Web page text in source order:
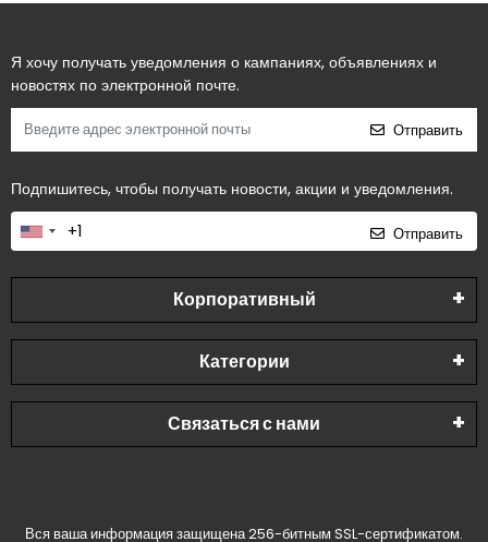
Я хочу получать уведомления о кампаниях, объявлениях и
новостях по электронной почте.
Отправить
Подпишитесь, чтобы получать новости, акции и уведомления.
Отправить
Корпоративный
Категории
Связаться с нами
Вся ваша информация защищена 256-битным SSL-сертификатом.